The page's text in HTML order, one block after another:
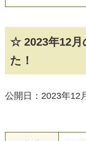
☆ 2023年12月
た！
公開日：2023年12